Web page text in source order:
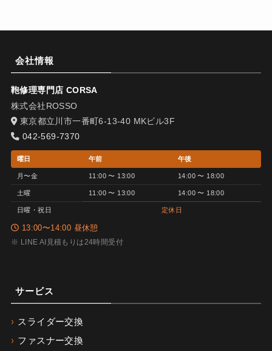
会社情報
鞄修理専門店 CORSA
株式会社ROSSO
東京都立川市一番町6-13-40 MKビル3F
042-569-7370
曜日 午前 午後
月〜金 11:00 〜 13:00 14:00 〜 18:00
土曜 11:00 〜 13:00 14:00 〜 18:00
日曜・祝日 定休日
13:00〜14:00 昼休憩
※ LINE AI見積もりは24時間受付
サービス
スライダー交換
ファスナー交換